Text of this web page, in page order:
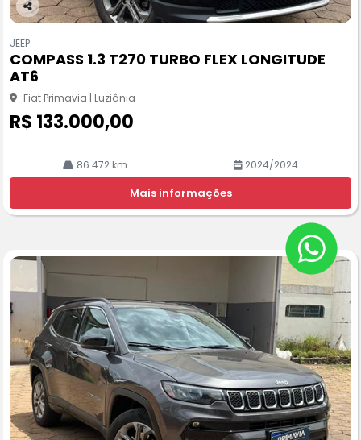
Co
pa
rtil
he
JEEP
COMPASS 1.3 T270 TURBO FLEX LONGITUDE
AT6
Fiat Primavia | Luziânia
R$ 133.000,00
86.472 km 2024/2024
Mais informações